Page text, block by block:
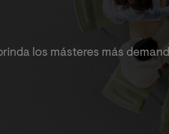
los másteres más